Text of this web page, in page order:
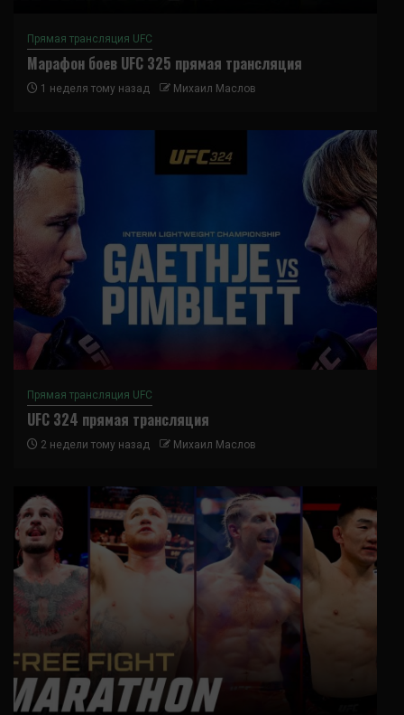
Прямая трансляция UFC
Марафон боев UFC 325 прямая трансляция
1 неделя тому назад Михаил Маслов
Прямая трансляция UFC
UFC 324 прямая трансляция
2 недели тому назад Михаил Маслов